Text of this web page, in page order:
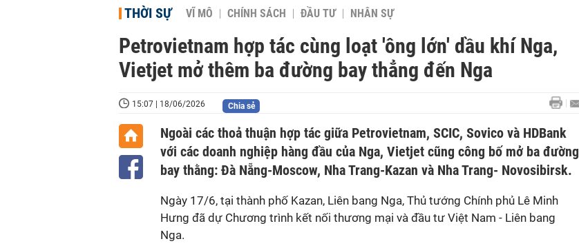
THỜI SỰ VĨ MÔ CHÍNH SÁCH ĐẦU TƯ NHÂN SỰ
Petrovietnam hợp tác cùng loạt 'ông lớn' dầu khí Nga,
Vietjet mở thêm ba đường bay thẳng đến Nga
15:07 | 18/06/2026 Chia sẻ
Ngoài các thoả thuận hợp tác giữa Petrovietnam, SCIC, Sovico và HDBank
với các doanh nghiệp hàng đầu của Nga, Vietjet cũng công bố mở ba đường
bay thằng: Đà Nẵng-Moscow, Nha Trang-Kazan và Nha Trang- Novosibirsk.
Ngày 17/6, tại thành phố Kazan, Liên bang Nga, Thủ tướng Chính phủ Lê Minh
Hưng đã dự Chương trình kết nối thương mại và đầu tư Việt Nam - Liên bang
Nga.